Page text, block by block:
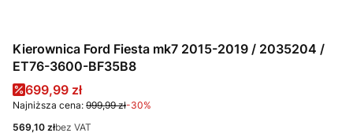
Kierownica Ford Fiesta mk7 2015-2019 / 2035204 /
ET76-3600-BF35B8
Cena promocyjna
699,99 zł
Najniższa cena: 999,99 zł-30%
Cena
569,10 złbez VAT